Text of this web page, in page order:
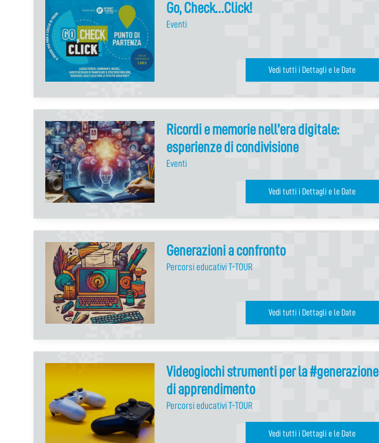
Go, Check…Click!
Eventi
Vedi tutti i Dettagli e le Date
Ricordi e memorie nell’era digitale:
esperienze di condivisione
Eventi
Vedi tutti i Dettagli e le Date
Generazioni a confronto
Percorsi educativi T-TOUR
Vedi tutti i Dettagli e le Date
Videogiochi strumenti per la #generazione
di apprendimento
Percorsi educativi T-TOUR
Vedi tutti i Dettagli e le Date